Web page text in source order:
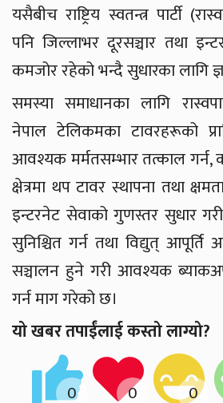
यसैबीच राष्ट्रिय स्वतन्त्र पार्टी
पनि जिल्लाभर दूरसञ्चार तथा
कमजोर रहेको भन्दै सुधारका लागि
समस्या समाधानका लागि
नेपाल टेलिकमका टावरहरूको
आवश्यक मर्मतसम्भार तत्काल
क्षेत्रमा थप टावर स्थापना तथा
इन्टरनेट सेवाको गुणस्तर सुधार
सुनिश्चित गर्न तथा विद्युत्
सञ्चालन हुने गरी आवश्यक
गर्न माग गरेको छ।
यो खबर तपाईंलाई कस्तो लाग्यो?